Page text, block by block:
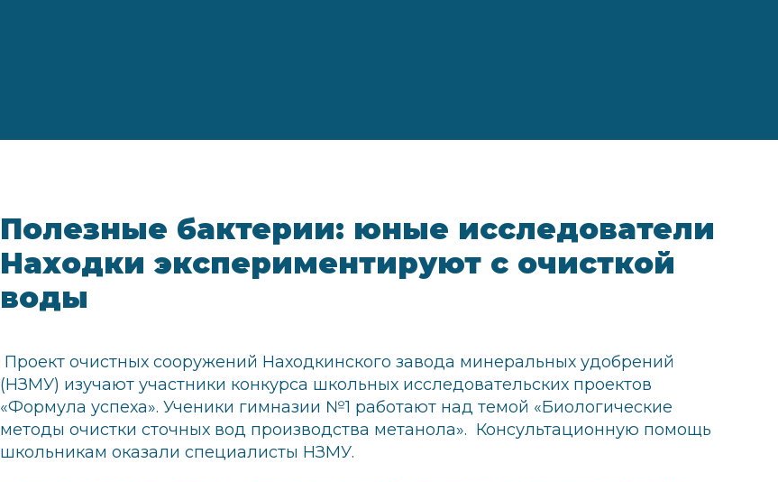
Полезные бактерии: юные исследователи
Находки экспериментируют с очисткой
воды
Проект очистных сооружений Находкинского завода минеральных удобрений
(НЗМУ) изучают участники конкурса школьных исследовательских проектов
«Формула успеха». Ученики гимназии №1 работают над темой «Биологические
методы очистки сточных вод производства метанола». Консультационную помощь
школьникам оказали специалисты НЗМУ.